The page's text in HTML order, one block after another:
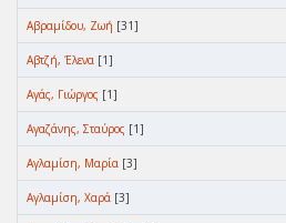
Αβραμίδου, Ζωή [31]
Αβτζή, Έλενα [1]
Αγάς, Γιώργος [1]
Αγαζάνης, Σταύρος [1]
Αγλαμίση, Μαρία [3]
Αγλαμίση, Χαρά [3]